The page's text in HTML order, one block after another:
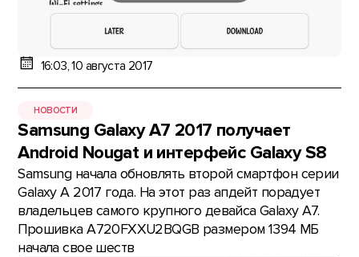
16:03, 10 августа 2017
НОВОСТИ
Samsung Galaxy A7 2017 получает
Android Nougat и интерфейс Galaxy S8
Samsung начала обновлять второй смартфон серии
Galaxy A 2017 года. На этот раз апдейт порадует
владельцев самого крупного девайса Galaxy A7.
Прошивка A720FXXU2BQGB размером 1394 МБ
начала свое шеств